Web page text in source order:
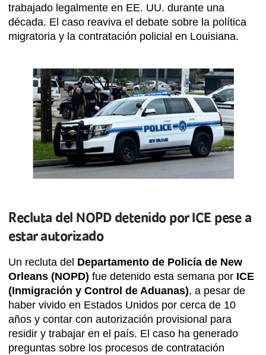
trabajado legalmente en EE. UU. durante una
década. El caso reaviva el debate sobre la política
migratoria y la contratación policial en Louisiana.
Recluta del NOPD detenido por ICE pese a
estar autorizado
Un recluta del Departamento de Policía de New
Orleans (NOPD) fue detenido esta semana por ICE
(Inmigración y Control de Aduanas), a pesar de
haber vivido en Estados Unidos por cerca de 10
años y contar con autorización provisional para
residir y trabajar en el país. El caso ha generado
preguntas sobre los procesos de contratación